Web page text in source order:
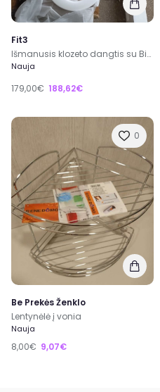
Fit3
Išmanusis klozeto dangtis su Bidė funkcija, šildoma sėdyne, plovimo funkcija ir džiovintuvu sėdyne ir
Nauja
179,00€ 188,62€
0
Be Prekės Ženklo
Lentynėlė į vonia
Nauja
8,00€ 9,07€